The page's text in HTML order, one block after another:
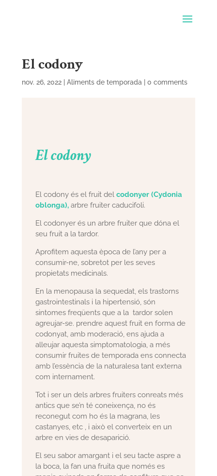
El codony
nov. 26, 2022| Aliments de temporada 0 comments
El codony
El codony és el fruit del codonyer (Cydonia
oblonga), arbre fruiter caducifoli.
El codonyer és un arbre fruiter que dóna el
seu fruit a la tardor.
Aprofitem aquesta època de l’any per a
consumir-ne, sobretot per les seves
propietats medicinals.
En la menopausa la sequedat, els trastorns
gastrointestinals i la hipertensió, són
sintomes freqüents que a la tardor solen
agreujar-se. prendre aquest fruit en forma de
codonyat, amb moderació, ens ajuda a
alleujar aquesta simptomatologia, a més
consumir fruites de temporada ens connecta
amb l’essència de la naturalesa tant externa
com internament.
Tot i ser un dels arbres fruiters conreats més
antics que se’n té coneixença, no és
reconegut com ho és la magrana, les
castanyes, etc , i això el converteix en un
arbre en vies de desaparició.
El seu sabor amargant i el seu tacte aspre a
la boca, la fan una fruita que només es